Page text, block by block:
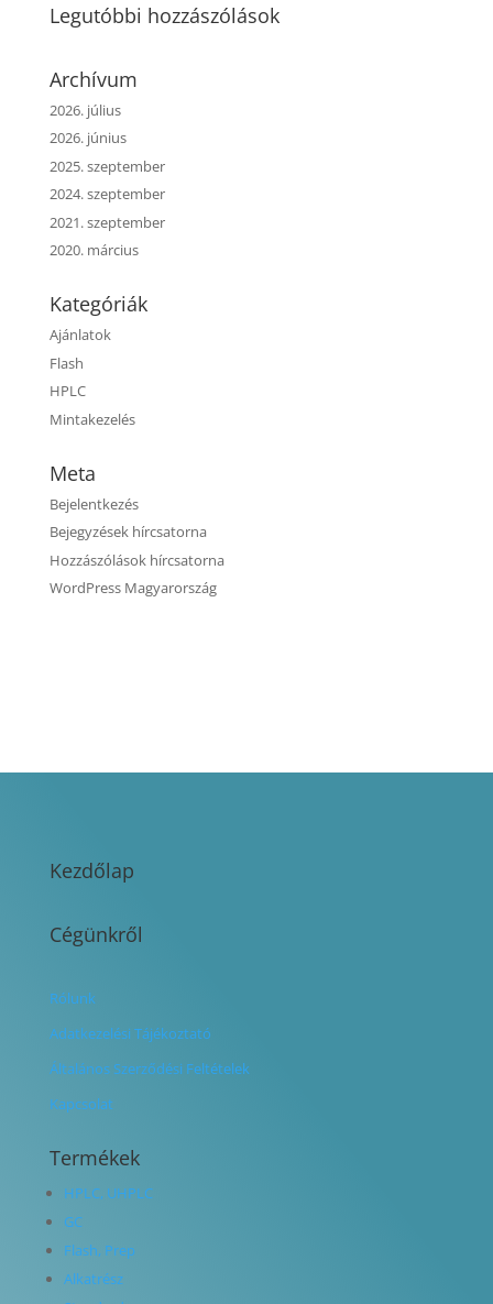
Legutóbbi hozzászólások
Archívum
2026. július
2026. június
2025. szeptember
2024. szeptember
2021. szeptember
2020. március
Kategóriák
Ajánlatok
Flash
HPLC
Mintakezelés
Meta
Bejelentkezés
Bejegyzések hírcsatorna
Hozzászólások hírcsatorna
WordPress Magyarország
Kezdőlap
Cégünkről
Rólunk
Adatkezelési Tájékoztató
Általános Szerződési Feltételek
Kapcsolat
Termékek
HPLC, UHPLC
GC
Flash, Prep
Alkatrész